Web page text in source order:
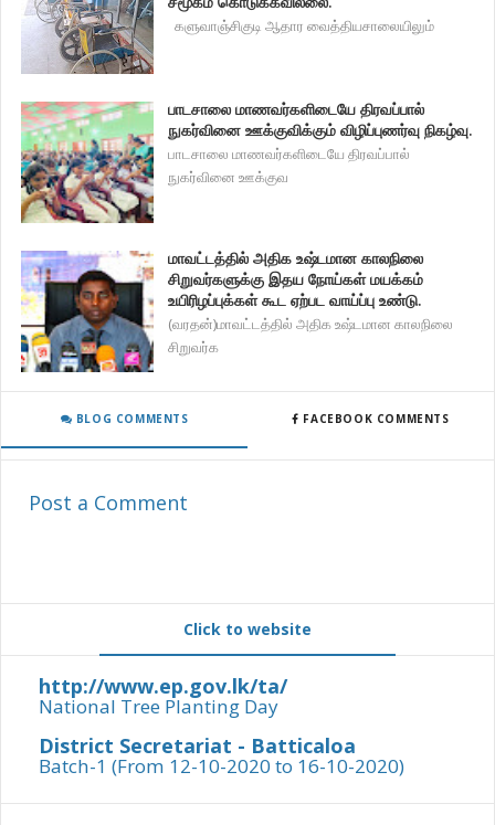
களுவாஞ்சிகுடி ஆதார வைத்தியசாலையிலும்
பாடசாலை மாணவர்களிடையே திரவப்பால்
நுகர்வினை ஊக்குவிக்கும் விழிப்புணர்வு நிகழ்வு.
பாடசாலை மாணவர்களிடையே திரவப்பால்
நுகர்வினை ஊக்குவ
மாவட்டத்தில் அதிக உஷ்டமான காலநிலை
சிறுவர்களுக்கு இதய நோய்கள் மயக்கம்
உயிரிழப்புக்கள் கூட ஏற்பட வாய்ப்பு உண்டு.
(வரதன்)மாவட்டத்தில் அதிக உஷ்டமான காலநிலை
சிறுவர்க
BLOG COMMENTS FACEBOOK COMMENTS
Post a Comment
Click to website
http://www.ep.gov.lk/ta/
National Tree Planting Day
District Secretariat - Batticaloa
Batch-1 (From 12-10-2020 to 16-10-2020)